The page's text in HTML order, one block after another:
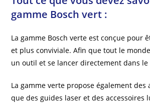
gamme Bosch vert :
La gamme Bosch verte est conçue pour
et plus conviviale. Afin que tout le
un outil et se lancer directement dans le
La gamme verte propose également des
que des guides laser et des accessoires